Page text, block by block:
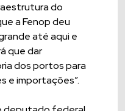
do
a Fenop deu
até aqui e
que dar
dos portos para
e importações”.